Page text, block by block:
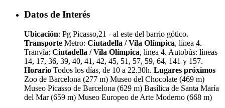
Datos de Interés
Ubicación: Pg Picasso,21 - al este del barrio gótico.
Transporte Metro: Ciutadella / Vila Olímpica, línea 4.
Tranvía: Ciutadella / Vila Olímpica, línea 4. Autobús: líneas
14, 17, 36, 39, 40, 41, 42, 45, 51, 57, 59, 64, 141 y 157.
Horario Todos los días, de 10 a 22.30h. Lugares próximos
Zoo de Barcelona (277 m) Museo del Chocolate (469 m)
Museo Picasso de Barcelona (629 m) Basílica de Santa María
del Mar (659 m) Museo Europeo de Arte Moderno (668 m)